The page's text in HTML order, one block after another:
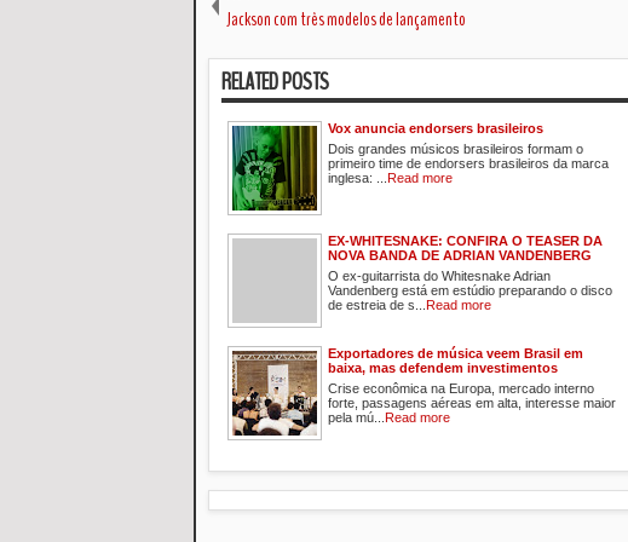
Jackson com três modelos de lançamento
RELATED POSTS
Vox anuncia endorsers brasileiros
Dois grandes músicos brasileiros formam o
primeiro time de endorsers brasileiros da marca
inglesa: ... Read more
EX-WHITESNAKE: CONFIRA O TEASER DA
NOVA BANDA DE ADRIAN VANDENBERG
O ex-guitarrista do Whitesnake Adrian
Vandenberg está em estúdio preparando o disco
de estreia de s... Read more
Exportadores de música veem Brasil em
baixa, mas defendem investimentos
Crise econômica na Europa, mercado interno
forte, passagens aéreas em alta, interesse maior
pela mú... Read more